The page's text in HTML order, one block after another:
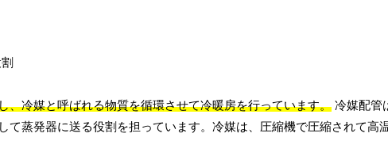
冷媒と呼ばれる物質を循環させて冷暖房を行っています。 冷媒配管
蒸発器に送る役割を担っています。冷媒は、圧縮機で圧縮されて高